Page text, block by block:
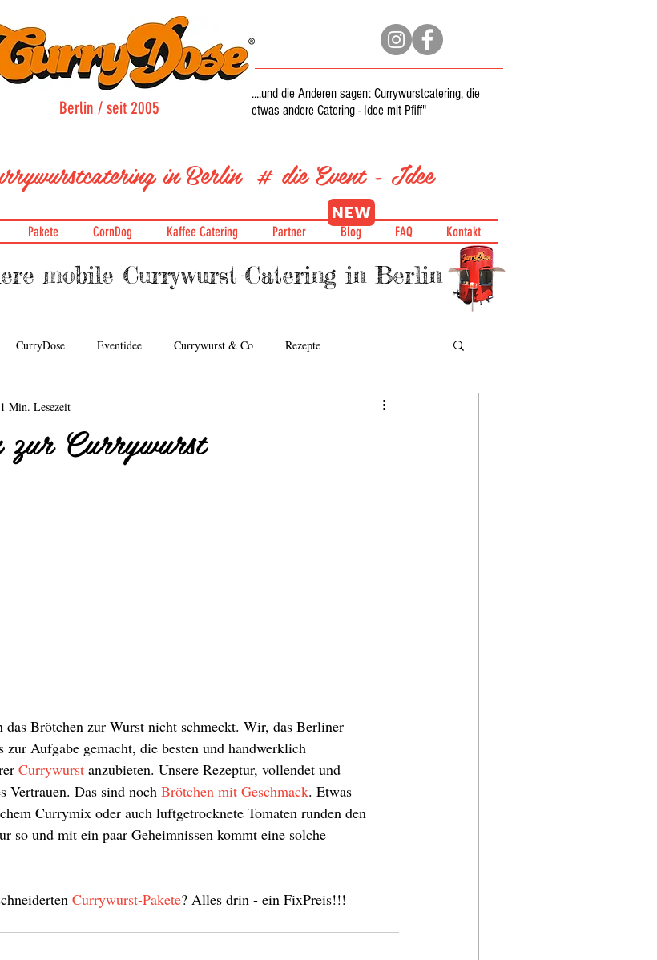
Berlin / seit 2005
....und die Anderen sagen: Currywurstcatering, die
etwas andere Catering - Idee mit Pfiff"
in Berlin # die Event - Idee
Pakete CornDog Kaffee Catering Partner Blog FAQ Kontakt
NEW
mobile Currywurst-Catering in Berlin
CurryDose Eventidee Currywurst & Co Rezepte
Coffee Bike
zur Currywurst
1 Min. Lesezeit
das Brötchen zur Wurst nicht schmeckt. Wir, das Berliner
zur Aufgabe gemacht, die besten und handwerklich
Currywurst anzubieten. Unsere Rezeptur, vollendet und
Vertrauen. Das sind noch Brötchen mit Geschmack. Etwas
Currymix oder auch luftgetrocknete Tomaten runden den
so und mit ein paar Geheimnissen kommt eine solche
Currywurst-Pakete? Alles drin - ein FixPreis!!!